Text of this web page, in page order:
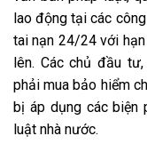
lao động tại các
tai nạn 24/24 với
lên. Các chủ đầu
phải mua bảo hiểm
bị áp dụng các biện
luật nhà nước.